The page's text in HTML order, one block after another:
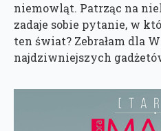
niemowląt. Patrząc na
zadaje sobie pytanie, w
ten świat? Zebrałam dla
najdziwniejszych